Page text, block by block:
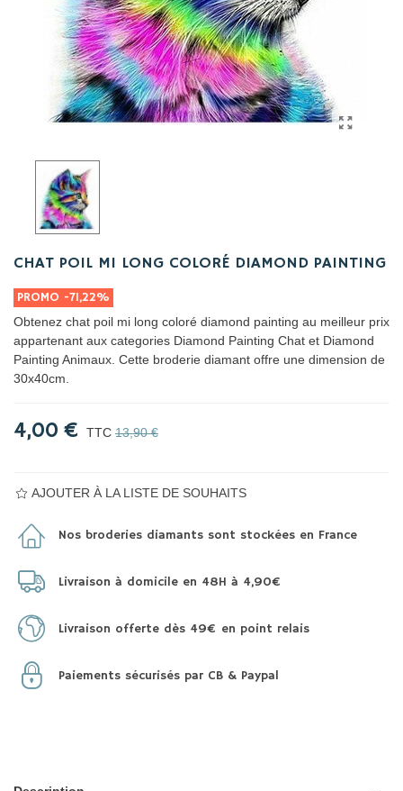
CHAT POIL MI LONG COLORÉ DIAMOND PAINTING
PROMO -71,22%
Obtenez chat poil mi long coloré diamond painting au meilleur prix
appartenant aux categories Diamond Painting Chat et Diamond
Painting Animaux. Cette broderie diamant offre une dimension de
30x40cm.
4,00 € TTC 13,90 €
AJOUTER À LA LISTE DE SOUHAITS
Nos broderies diamants sont stockées en France
Livraison à domicile en 48H à 4,90€
Livraison offerte dès 49€ en point relais
Paiements sécurisés par CB & Paypal